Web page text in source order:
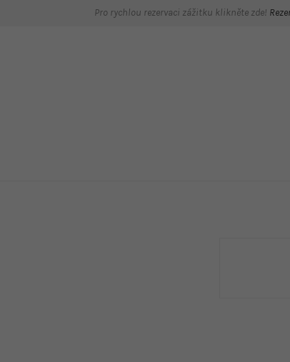
Pro rychlou rezervaci zážitku klikněte zde!